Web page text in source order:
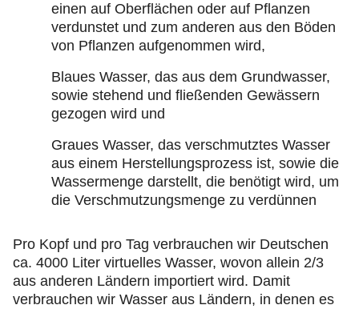
einen auf Oberflächen oder auf Pflanzen
verdunstet und zum anderen aus den Böden
von Pflanzen aufgenommen wird,
Blaues Wasser, das aus dem Grundwasser,
sowie stehend und fließenden Gewässern
gezogen wird und
Graues Wasser, das verschmutztes Wasser
aus einem Herstellungsprozess ist, sowie die
Wassermenge darstellt, die benötigt wird, um
die Verschmutzungsmenge zu verdünnen
Pro Kopf und pro Tag verbrauchen wir Deutschen
ca. 4000 Liter virtuelles Wasser, wovon allein 2/3
aus anderen Ländern importiert wird. Damit
verbrauchen wir Wasser aus Ländern, in denen es